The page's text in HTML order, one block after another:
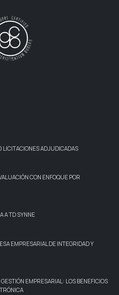
LICITACIONES ADJUDICADAS
CON ENFOQUE POR
A TD SYNNE
EMPRESARIAL DE INTEGRIDAD Y
EMPRESARIAL: LOS BENEFICIOS